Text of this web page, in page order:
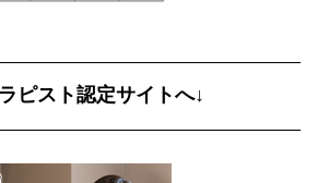
ピスト認定サイトへ↓